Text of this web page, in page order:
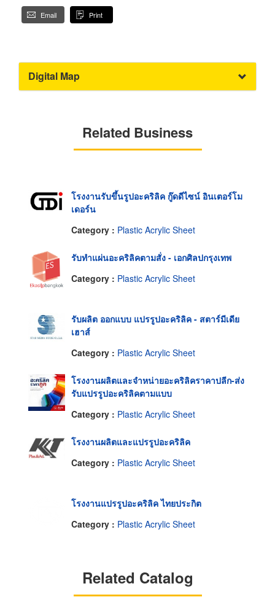
Email Print
Digital Map
Related Business
โรงงานรับขึ้นรูปอะคริลิค กู๊ดดีไซน์ อินเตอร์โม
เดอร์น
Category : Plastic Acrylic Sheet
รับทำแผ่นอะคริลิคตามสั่ง - เอกศิลปกรุงเทพ
Category : Plastic Acrylic Sheet
รับผลิต ออกแบบ แปรรูปอะคริลิค - สตาร์มีเดีย
เฮาส์
Category : Plastic Acrylic Sheet
โรงงานผลิตและจำหน่ายอะคริลิคราคาปลีก-ส่ง
รับแปรรูปอะคริลิคตามแบบ
Category : Plastic Acrylic Sheet
โรงงานผลิตและแปรรูปอะคริลิค
Category : Plastic Acrylic Sheet
โรงงานแปรรูปอะคริลิค ไทยประกิต
Category : Plastic Acrylic Sheet
Related Catalog